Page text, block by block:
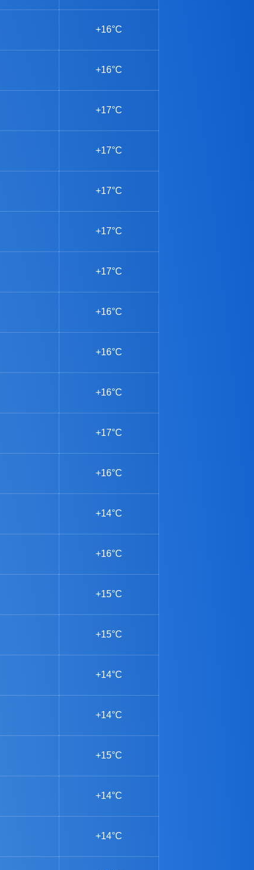
+16°C
+16°C
+17°C
+17°C
+17°C
+17°C
+17°C
+16°C
+16°C
+16°C
+17°C
+16°C
+14°C
+16°C
+15°C
+15°C
+14°C
+14°C
+15°C
+14°C
+14°C